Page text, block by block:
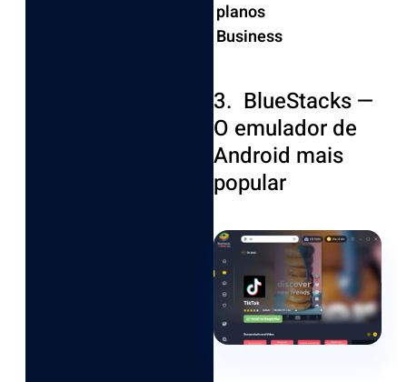
planos
Business
3. BlueStacks —
O emulador de
Android mais
popular